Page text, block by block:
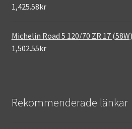
1,425.58kr
Michelin Road 5 120/70 ZR 17
1,502.55kr
Rekommenderade länkar